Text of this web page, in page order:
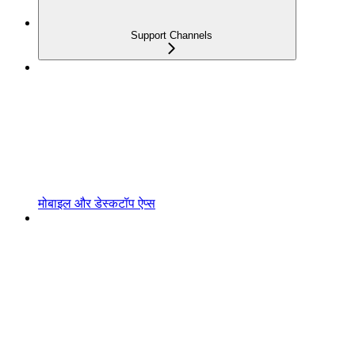
Support Channels
मोबाइल और डेस्कटॉप ऐप्स